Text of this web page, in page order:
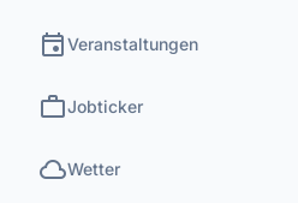
eventVeranstaltungen
workJobticker
cloudWetter